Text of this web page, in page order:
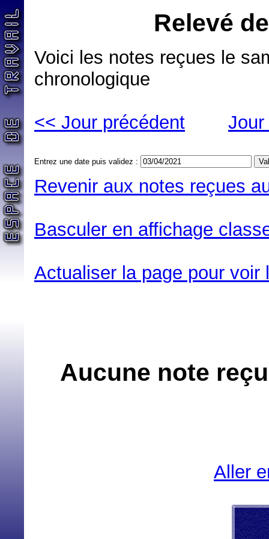
Relevé
Voici les notes reçues le
chronologique
<< Jour précédent
Entrez une date puis validez :
Revenir aux notes reçues
Basculer en affichage
Actualiser la page pour
Aucune note
Aller